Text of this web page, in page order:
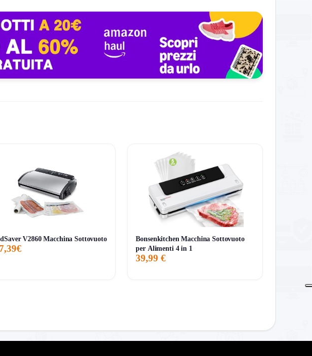
app rende la gestione dei pasti davvero semplice. Molti notano come il
di sentirli anche a distanza. Alcuni utenti hanno evidenziato un po’ di
funziona senza problemi. Le opinioni sulla qualità costruttiva
da pulire e molto resistente.
V2860 Macchina Sottovuoto
Bonsenkitchen Macchina Sottovuoto
per Alimenti 4 in 1
39,99 €